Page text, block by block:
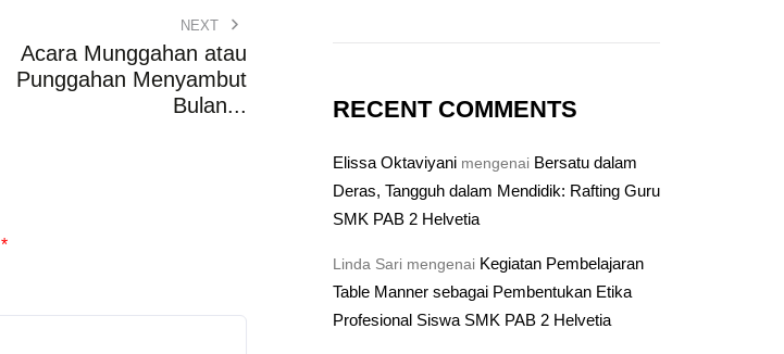
NEXT
Acara Munggahan atau
Punggahan Menyambut
Bulan...
*
RECENT COMMENTS
Elissa Oktaviyani mengenai Bersatu dalam
Deras, Tangguh dalam Mendidik: Rafting Guru
SMK PAB 2 Helvetia
Linda Sari mengenai Kegiatan Pembelajaran
Table Manner sebagai Pembentukan Etika
Profesional Siswa SMK PAB 2 Helvetia